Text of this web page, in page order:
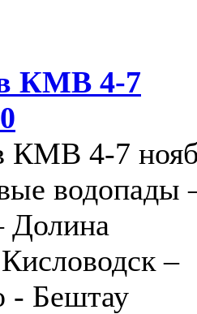
КМВ 4-7
КМВ 4-7
водопады
Долина
–
- Бештау